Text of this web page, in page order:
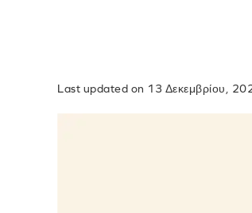
Last updated on 13 Δεκεμβρίου,